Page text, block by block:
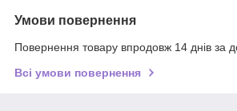
Умови повернення
Повернення товару впродовж 14 днів за
Всі умови повернення